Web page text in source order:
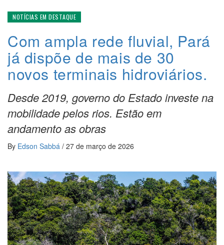
NOTÍCIAS EM DESTAQUE
Com ampla rede fluvial, Pará
já dispõe de mais de 30
novos terminais hidroviários.
Desde 2019, governo do Estado investe na
mobilidade pelos rios. Estão em
andamento as obras
By Edson Sabbá / 27 de março de 2026